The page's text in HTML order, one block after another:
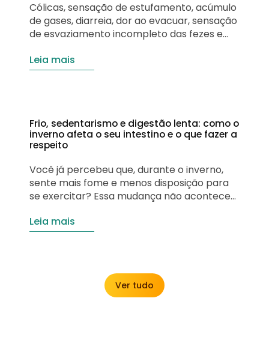
Cólicas, sensação de estufamento, acúmulo
de gases, diarreia, dor ao evacuar, sensação
de esvaziamento incompleto das fezes e
não vai bem com o seu intestino. Embora os
problemas intestinais sejam comuns, muitas
Leia mais
Frio, sedentarismo e digestão lenta: como o
inverno afeta o seu intestino e o que fazer a
respeito
Você já percebeu que, durante o inverno,
sente mais fome e menos disposição para
se exercitar? Essa mudança não acontece
o organismo passa a gastar mais energia
para manter a temperatura corporal
calóricos. Neste artigo, você vai…
Leia mais
Ver tudo